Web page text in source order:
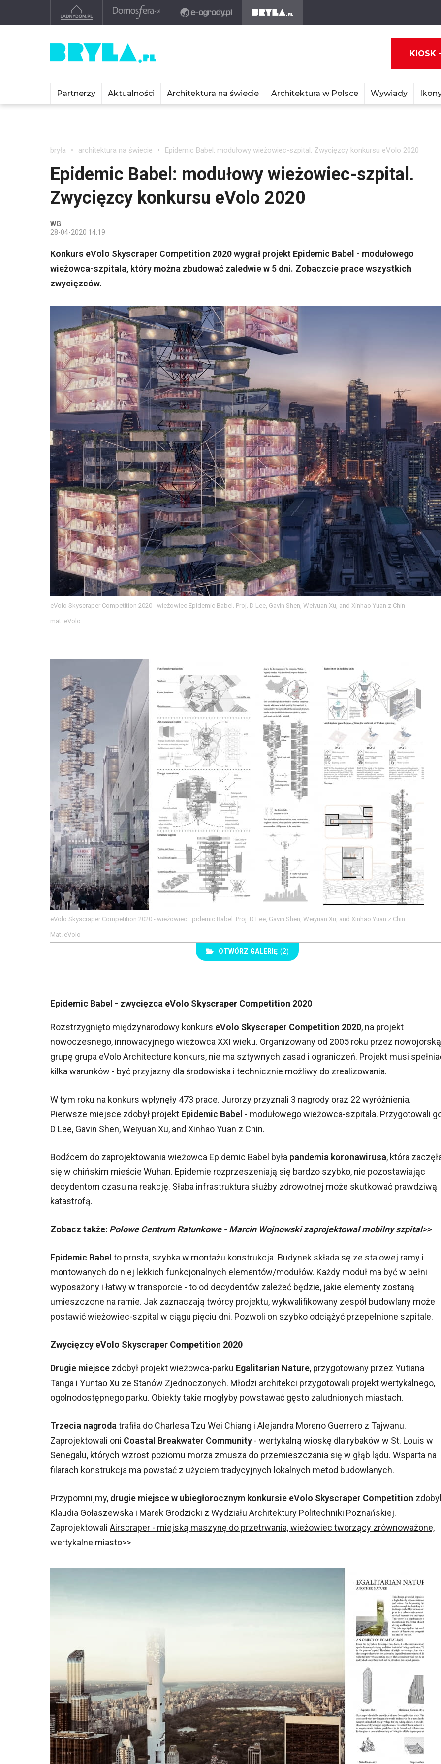
KIOSK
Partnerzy Aktualności Architektura na świecie Architektura w Polsce Wywiady
bryła architektura na świecie Epidemic Babel: modułowy wieżowiec-szpital. Zwycięzcy konkursu eVolo 2020
Epidemic Babel: modułowy wieżowiec-szpital.
Zwycięzcy konkursu eVolo 2020
WG
28-04-2020 14:19
Konkurs eVolo Skyscraper Competition 2020 wygrał projekt Epidemic Babel - modułowego
wieżowca-szpitala, który można zbudować zaledwie w 5 dni. Zobaczcie prace wszystkich
zwycięzców.
eVolo Skyscraper Competition 2020 - wieżowiec Epidemic Babel. Proj. D Lee, Gavin Shen, Weiyuan Xu, and Xinhao Yuan z Chin
mat. eVolo
eVolo Skyscraper Competition 2020 - wieżowiec Epidemic Babel. Proj. D Lee, Gavin Shen, Weiyuan Xu, and Xinhao Yuan z Chin
Mat. eVolo
OTWÓRZ GALERIĘ (2)
Epidemic Babel - zwycięzca eVolo Skyscraper Competition 2020
Rozstrzygnięto międzynarodowy konkurs eVolo Skyscraper Competition 2020, na projekt
nowoczesnego, innowacyjnego wieżowca XXI wieku. Organizowany od 2005 roku przez nowojorską
grupę grupa eVolo Architecture konkurs, nie ma sztywnych zasad i ograniczeń. Projekt musi
kilka warunków - być przyjazny dla środowiska i technicznie możliwy do zrealizowania.
W tym roku na konkurs wpłynęły 473 prace. Jurorzy przyznali 3 nagrody oraz 22 wyróżnienia.
Pierwsze miejsce zdobył projekt Epidemic Babel - modułowego wieżowca-szpitala. Przygotowali
D Lee, Gavin Shen, Weiyuan Xu, and Xinhao Yuan z Chin.
Bodźcem do zaprojektowania wieżowca Epidemic Babel była pandemia koronawirusa, która
się w chińskim mieście Wuhan. Epidemie rozprzeszeniają się bardzo szybko, nie pozostawiając
decydentom czasu na reakcję. Słaba infrastruktura służby zdrowotnej może skutkować prawdziwą
katastrofą.
Zobacz także: Polowe Centrum Ratunkowe - Marcin Wojnowski zaprojektował mobilny szpital>>
Epidemic Babel to prosta, szybka w montażu konstrukcja. Budynek składa sę ze stalowej ramy i
montowanych do niej lekkich funkcjonalnych elementów/modułów. Każdy moduł ma być w pełni
wyposażony i łatwy w transporcie - to od decydentów zależeć będzie, jakie elementy zostaną
umieszczone na ramie. Jak zaznaczają twórcy projektu, wykwalifikowany zespół budowlany może
postawić wieżowiec-szpital w ciągu pięciu dni. Pozwoli on szybko odciążyć przepełnione szpitale.
Zwycięzcy eVolo Skyscraper Competition 2020
Drugie miejsce zdobył projekt wieżowca-parku Egalitarian Nature, przygotowany przez Yutiana
Tanga i Yuntao Xu ze Stanów Zjednoczonych. Młodzi architekci przygotowali projekt wertykalnego,
ogólnodostępnego parku. Obiekty takie mogłyby powstawać gęsto zaludnionych miastach.
Trzecia nagroda trafiła do Charlesa Tzu Wei Chiang i Alejandra Moreno Guerrero z Tajwanu.
Zaprojektowali oni Coastal Breakwater Community - wertykalną wioskę dla rybaków w St. Louis w
Senegalu, których wzrost poziomu morza zmusza do przemieszczania się w głąb lądu. Wsparta na
filarach konstrukcja ma powstać z użyciem tradycyjnych lokalnych metod budowlanych.
Przypomnijmy, drugie miejsce w ubiegłorocznym konkursie eVolo Skyscraper Competition
Klaudia Gołaszewska i Marek Grodzicki z Wydziału Architektury Politechniki Poznańskiej.
Zaprojektowali Airscraper - miejską maszynę do przetrwania, wieżowiec tworzący zrównoważone,
wertykalne miasto>>